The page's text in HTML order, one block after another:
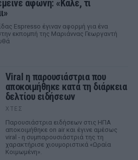
άφωνη: «Καλέ, τι
Espresso έγιναν αφορμή για ένα
εκπομπή της Μαριάννας Γεωργαντή
Viral η παρουσιάστρια που
αποκοιμήθηκε κατά τη διάρκεια
δελτίου ειδήσεων
ΧΤΕΣ
Παρουσιάστρια ειδήσεων στις ΗΠΑ
αποκοιμήθηκε on air και έγινε αμέσως
viral - η συμπαρουσιάστριά της τη
χαρακτήρισε χιουμοριστικά «Ωραία
Κοιμωμένη».